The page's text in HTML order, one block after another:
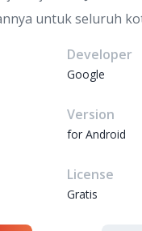
untuk seluruh
Developer
Google
Version
for Android
License
Gratis